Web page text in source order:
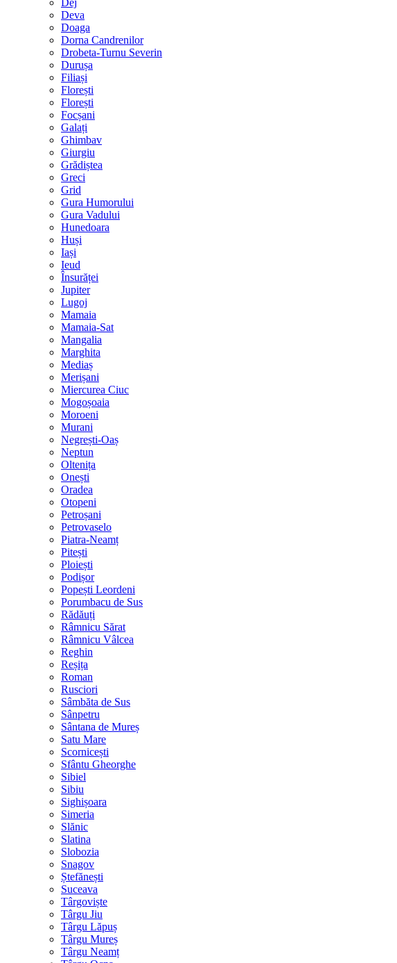
Dej
Deva
Doaga
Dorna Candrenilor
Drobeta-Turnu Severin
Durușa
Filiași
Florești
Florești
Focșani
Galați
Ghimbav
Giurgiu
Grădiștea
Greci
Grid
Gura Humorului
Gura Vadului
Hunedoara
Huși
Iași
Ieud
Însurăței
Jupiter
Lugoj
Mamaia
Mamaia-Sat
Mangalia
Marghita
Mediaș
Merișani
Miercurea Ciuc
Mogoșoaia
Moroeni
Murani
Negrești-Oaș
Neptun
Oltenița
Onești
Oradea
Otopeni
Petroșani
Petrovaselo
Piatra-Neamț
Pitești
Ploiești
Podișor
Popești Leordeni
Porumbacu de Sus
Rădăuți
Râmnicu Sărat
Râmnicu Vâlcea
Reghin
Reșița
Roman
Rusciori
Sâmbăta de Sus
Sânpetru
Sântana de Mureș
Satu Mare
Scornicești
Sfântu Gheorghe
Sibiel
Sibiu
Sighișoara
Simeria
Slănic
Slatina
Slobozia
Snagov
Ștefănești
Suceava
Târgoviște
Târgu Jiu
Târgu Lăpuș
Târgu Mureș
Târgu Neamț